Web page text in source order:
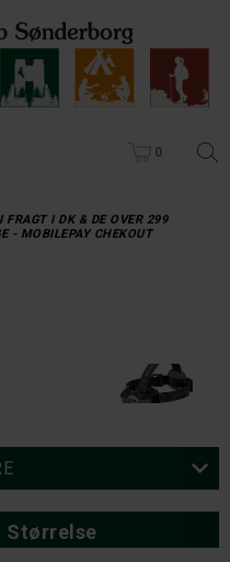
0
I DK & DE OVER 299
- MOBILEPAY CHEKOUT
Størrelse